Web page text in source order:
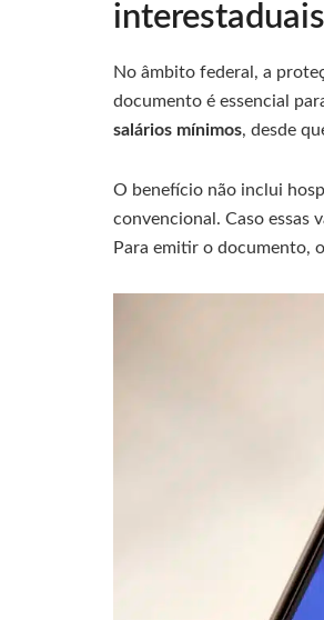
No âmbito federal, a
documento é essencial
salários mínimos, desde
O benefício não inclui
convencional. Caso essas
Para emitir o documento,